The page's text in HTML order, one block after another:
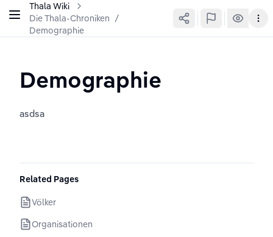
Thala Wiki
Die Thala-Chroniken /
Demographie
Demographie
asdsa
Related Pages
Völker
Organisationen